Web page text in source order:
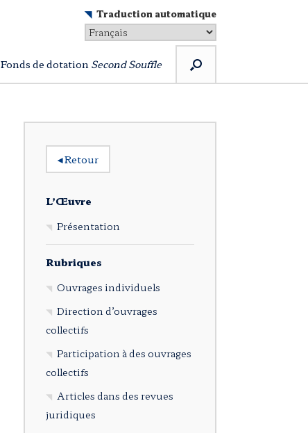
Traduction automatique
Fonds de dotation Second Souffle
◂Retour
L’Œuvre
Présentation
Rubriques
Ouvrages individuels
Direction d’ouvrages
collectifs
Participation à des ouvrages
collectifs
Articles dans des revues
juridiques